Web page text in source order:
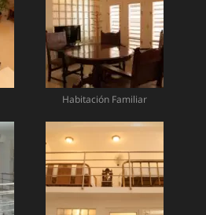
Habitación Familiar